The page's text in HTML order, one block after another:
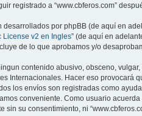
registrado a “www.cbferos.com”
por phpBB (de aquí en
License v2 en Ingles” (de aquí en
de lo que aprobamos y/o
contenido abusivo, obsceno,
Internacionales. Hacer eso provocará
los envíos son registradas como
conveniente. Como usuario
sin su consentimiento, ni